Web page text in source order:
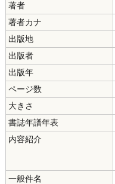
著者
著者カナ
出版地
出版者
出版年
ページ数
大きさ
書誌年譜年表
内容紹介
一般件名